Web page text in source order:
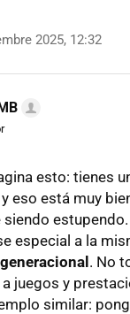
2025, 12:32
esto: tienes
eso está muy
especial a la
. No
juegos y
similar: